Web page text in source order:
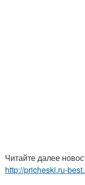
Читайте далее
http://pricheski.ru-